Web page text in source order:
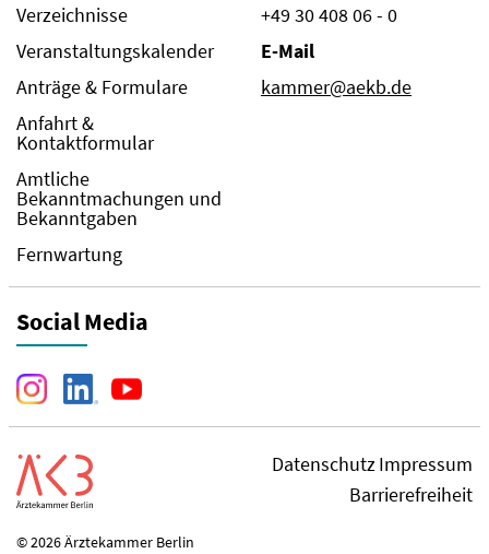
Verzeichnisse
Veranstaltungskalender
Anträge & Formulare
Anfahrt &
Kontaktformular
Amtliche
Bekanntmachungen und
Bekanntgaben
Fernwartung
+49 30 408 06 - 0
E-Mail
kammer@aekb.de
Social Media
DatenschutzImpressum
Barrierefreiheit
© 2026 Ärztekammer Berlin